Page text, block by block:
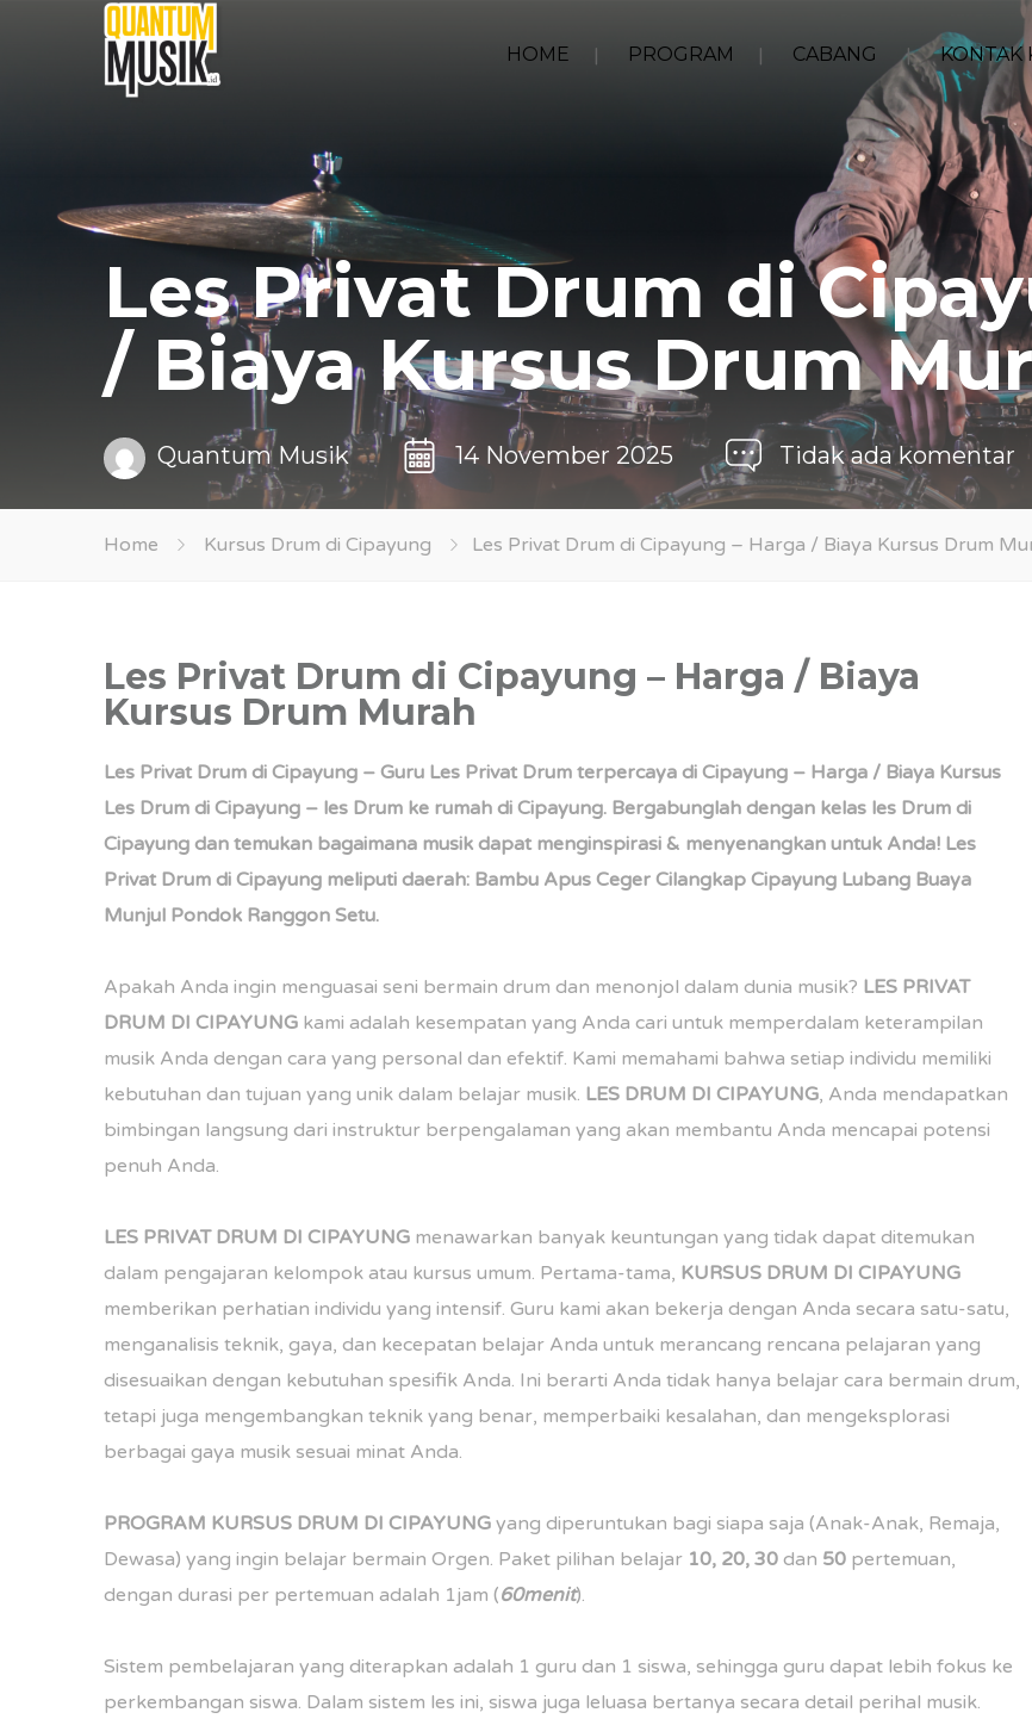
HOME PROGRAM CABANG KONTAK
Les Privat Drum di
/ Biaya Kursus Drum
Quantum Musik 14 November 2025 Tidak ada komentar
Home Kursus Drum di Cipayung Les Privat Drum di Cipayung – Harga / Biaya Kursus Drum
Les Privat Drum di Cipayung – Harga / Biaya
Kursus Drum Murah
Les Privat Drum di Cipayung – Guru Les Privat Drum terpercaya di Cipayung – Harga / Biaya Kursus
Les Drum di Cipayung – les Drum ke rumah di Cipayung. Bergabunglah dengan kelas les Drum di
Cipayung dan temukan bagaimana musik dapat menginspirasi & menyenangkan untuk Anda! Les
Privat Drum di Cipayung meliputi daerah: Bambu Apus Ceger Cilangkap Cipayung Lubang Buaya
Munjul Pondok Ranggon Setu.
Apakah Anda ingin menguasai seni bermain drum dan menonjol dalam dunia musik? LES PRIVAT
DRUM DI CIPAYUNG kami adalah kesempatan yang Anda cari untuk memperdalam keterampilan
musik Anda dengan cara yang personal dan efektif. Kami memahami bahwa setiap individu memiliki
kebutuhan dan tujuan yang unik dalam belajar musik. LES DRUM DI CIPAYUNG, Anda mendapatkan
bimbingan langsung dari instruktur berpengalaman yang akan membantu Anda mencapai potensi
penuh Anda.
LES PRIVAT DRUM DI CIPAYUNG menawarkan banyak keuntungan yang tidak dapat ditemukan
dalam pengajaran kelompok atau kursus umum. Pertama-tama, KURSUS DRUM DI CIPAYUNG
memberikan perhatian individu yang intensif. Guru kami akan bekerja dengan Anda secara satu-satu,
menganalisis teknik, gaya, dan kecepatan belajar Anda untuk merancang rencana pelajaran yang
disesuaikan dengan kebutuhan spesifik Anda. Ini berarti Anda tidak hanya belajar cara bermain drum,
tetapi juga mengembangkan teknik yang benar, memperbaiki kesalahan, dan mengeksplorasi
berbagai gaya musik sesuai minat Anda.
PROGRAM KURSUS DRUM DI CIPAYUNG yang diperuntukan bagi siapa saja (Anak-Anak, Remaja,
Dewasa) yang ingin belajar bermain Orgen. Paket pilihan belajar 10, 20, 30 dan 50 pertemuan,
dengan durasi per pertemuan adalah 1jam (60menit).
Sistem pembelajaran yang diterapkan adalah 1 guru dan 1 siswa, sehingga guru dapat lebih fokus ke
perkembangan siswa. Dalam sistem les ini, siswa juga leluasa bertanya secara detail perihal musik.